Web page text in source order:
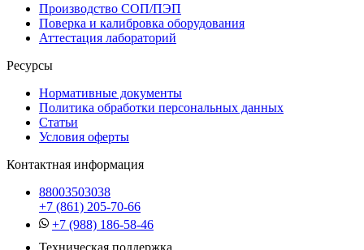
Производство СОП/ПЭП
Поверка и калибровка оборудования
Аттестация лабораторий
Ресурсы
Нормативные документы
Политика обработки персональных данных
Статьи
Условия оферты
Контактная информация
88003503038
+7 (861) 205-70-66
+7 (988) 186-58-46
Техническая поддержка